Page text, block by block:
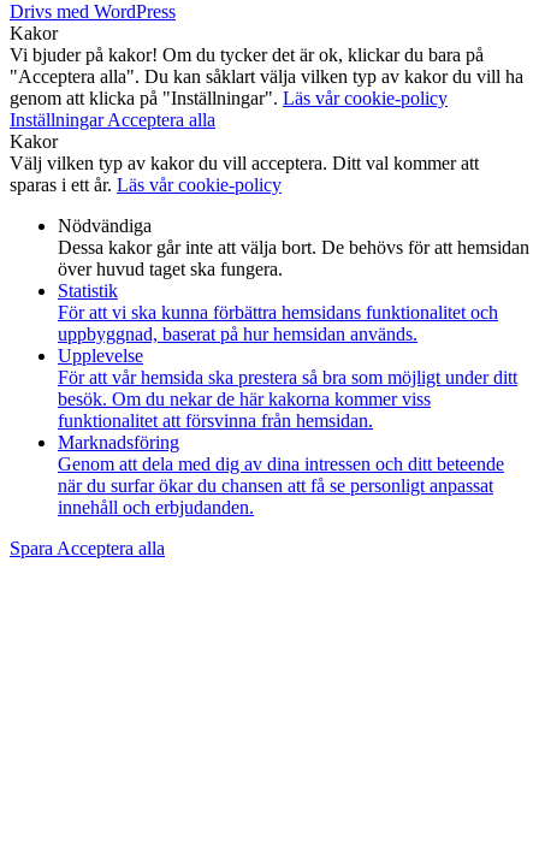
Drivs med WordPress
Kakor
Vi bjuder på kakor! Om du tycker det är ok, klickar du bara på
"Acceptera alla". Du kan såklart välja vilken typ av kakor du vill ha
genom att klicka på "Inställningar". Läs vår cookie-policy
InställningarAcceptera alla
Kakor
Välj vilken typ av kakor du vill acceptera. Ditt val kommer att
sparas i ett år. Läs vår cookie-policy
Nödvändiga
Dessa kakor går inte att välja bort. De behövs för att hemsidan
över huvud taget ska fungera.
Statistik
För att vi ska kunna förbättra hemsidans funktionalitet och
uppbyggnad, baserat på hur hemsidan används.
Upplevelse
För att vår hemsida ska prestera så bra som möjligt under ditt
besök. Om du nekar de här kakorna kommer viss
funktionalitet att försvinna från hemsidan.
Marknadsföring
Genom att dela med dig av dina intressen och ditt beteende
när du surfar ökar du chansen att få se personligt anpassat
innehåll och erbjudanden.
Spara Acceptera alla